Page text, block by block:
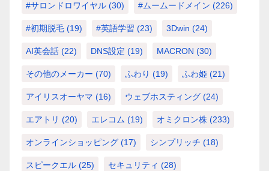
#サロンドロワイヤル (30) #ムームードメイン (226)
#初期脱毛 (19) #英語学習 (23) 3Dwin (24)
AI英会話 (22) DNS設定 (19) MACRON (30)
その他のメーカー (70) ふわり (19) ふわ姫 (21)
アイリスオーヤマ (16) ウェブホスティング (24)
エアトリ (20) エレコム (19) オミクロン株 (233)
オンラインショッピング (17) シンプリッチ (18)
スピークエル (25) セキュリティ (28)